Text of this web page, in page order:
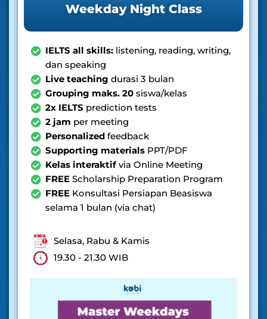
Weekday Night Class
IELTS all skills: listening, reading, writing,
dan speaking
Live teaching durasi 3 bulan
Grouping maks. 20siswa/kelas
2x IELTS prediction tests
2 jam per meeting
Personalized feedback
Supporting materials PPT/PDF
Kelas interaktifvia Online Meeting
FREE Scholarship Preparation Program
FREE Konsultasi Persiapan Beasiswa
selama 1 bulan (via chat)
Selasa, Rabu & Kamis
19.30 - 21.30 WIB